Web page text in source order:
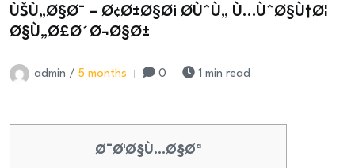
ÙŠÙ„Ø§Ø¯ – Ø¢Ø±Ø§Ø¡ Ø­ÙˆÙ„ Ù…ÙˆØ§Ù†Ø¦
Ø§Ù„Ø£Ø´Ø¬Ø§Ø±
admin / 5 months 0 1 min read
Ø¯Ø¹Ø§Ù…Ø§Øª